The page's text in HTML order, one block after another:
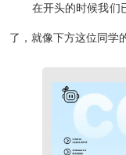
在开头的时候我们
了，就像下方这位同学